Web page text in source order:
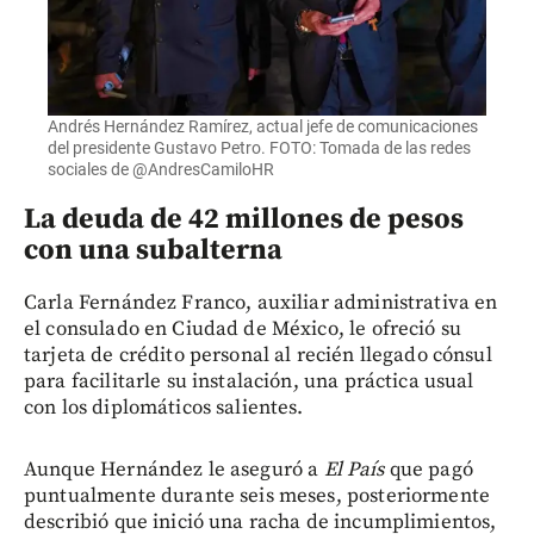
Andrés Hernández Ramírez, actual jefe de comunicaciones
del presidente Gustavo Petro. FOTO: Tomada de las redes
sociales de @AndresCamiloHR
La deuda de 42 millones de pesos
con una subalterna
Carla Fernández Franco, auxiliar administrativa en
el consulado en Ciudad de México, le ofreció su
tarjeta de crédito personal al recién llegado cónsul
para facilitarle su instalación, una práctica usual
con los diplomáticos salientes.
Aunque Hernández le aseguró a El Paísque pagó
puntualmente durante seis meses, posteriormente
describió que inició una racha de incumplimientos,